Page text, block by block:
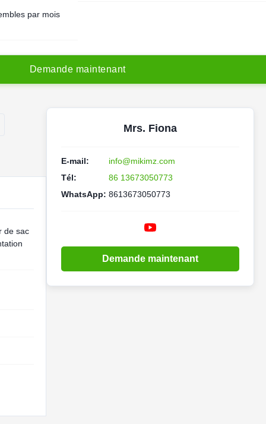
par mois
Demande maintenant
de sac
Mrs. Fiona
E-mail:
info@mikimz.com
Tél:
86 13673050773
WhatsApp: 8613673050773
Demande maintenant